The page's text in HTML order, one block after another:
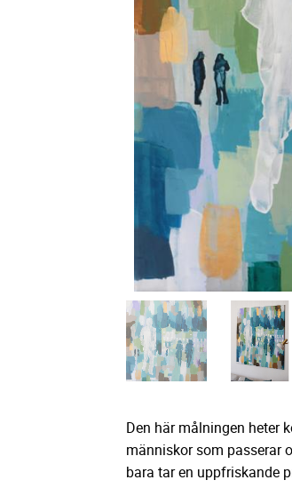
Den här målningen heter
människor som passerar
bara tar en uppfriskande